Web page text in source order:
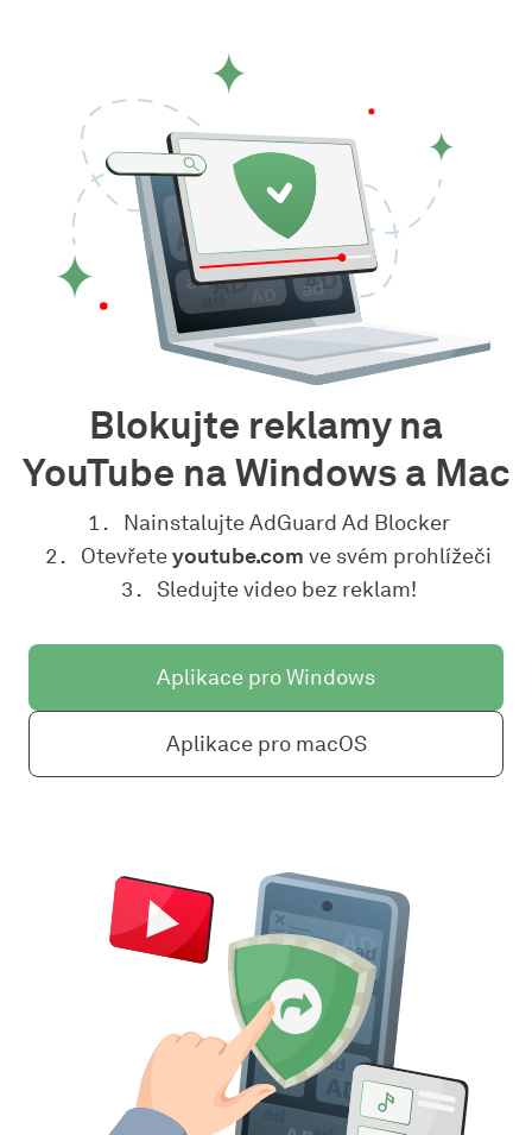
Blokujte reklamy na
YouTube na Windows a Mac
Nainstalujte AdGuard Ad Blocker
Otevřeteyoutube.com ve svém prohlížeči
Sledujte video bez reklam!
Aplikace pro Windows
Aplikace pro macOS